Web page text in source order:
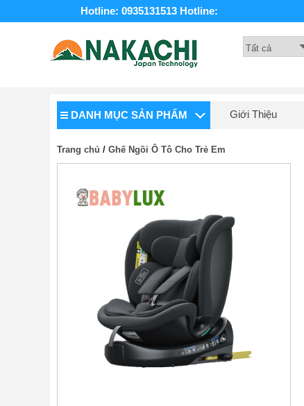
Hotline: 0935131513 Hotline:
DANH MỤC SẢN PHẨM Giới Thiệu
Trang chủ / Ghế Ngồi Ô Tô Cho Trẻ Em